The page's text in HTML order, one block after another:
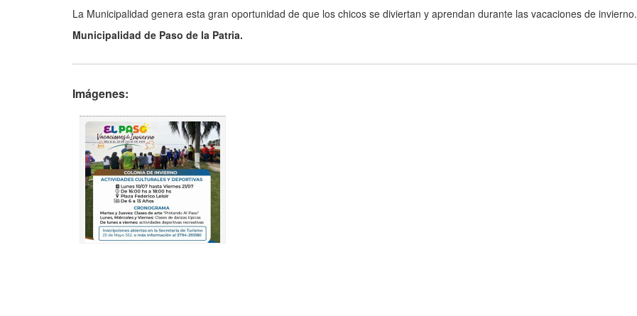
La Municipalidad genera esta gran oportunidad de que los chicos se diviertan y aprendan durante las vacaciones de invierno.
Municipalidad de Paso de la Patria.
Imágenes: